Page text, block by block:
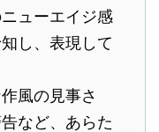
ューエイジ感
し、表現して
風の見事さ
など、あらた